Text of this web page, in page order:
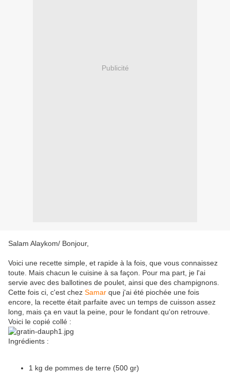
Publicité
Salam Alaykom/ Bonjour,
Voici une recette simple, et rapide à la fois, que vous connaissez
toute. Mais chacun le cuisine à sa façon. Pour ma part, je l'ai
servie avec des ballotines de poulet, ainsi que des champignons.
Cette fois ci, c'est chez Samar que j'ai été piochée une fois
encore, la recette était parfaite avec un temps de cuisson assez
long, mais ça en vaut la peine, pour le fondant qu'on retrouve.
Voici le copié collé :
Ingrédients :
1 kg de pommes de terre (500 gr)